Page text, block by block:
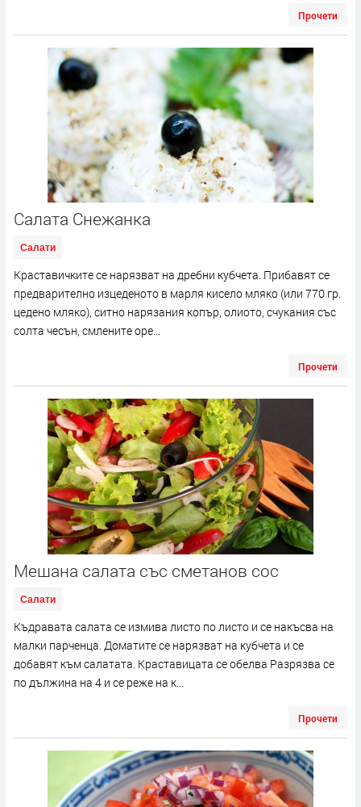
Прочети
Салата Снежанка
Салати
Краставичките се нарязват на дребни кубчета. Прибавят се
предварително изцеденото в марля кисело мляко (или 770 гр.
цедено мляко), ситно нарязания копър, олиото, счукания със
солта чесън, смлените оре...
Прочети
Мешана салата със сметанов сос
Салати
Къдравата салата се измива листо по листо и се накъсва на
малки парченца. Доматите се нарязват на кубчета и се
добавят към салатата. Краставицата се обелва Разрязва се
по дължина на 4 и се реже на к...
Прочети